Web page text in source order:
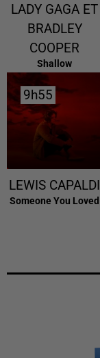
LADY GAGA ET
BRADLEY
COOPER
Shallow
9h55
9h55
LEWIS CAPALDI
Someone You Loved